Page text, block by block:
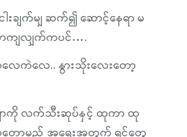
ါးချက်မျှ ဆက်၍ ဆောင့်နေရာ မ
ကျလျှက်ကပင်….
ေကဲလေ.. နွားသိုးလေးတော့
ကို လက်သီးဆုပ်နှင့် ထုကာ ထု